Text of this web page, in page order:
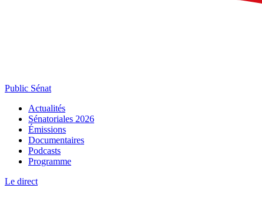
Public Sénat
Actualités
Sénatoriales 2026
Émissions
Documentaires
Podcasts
Programme
Le direct